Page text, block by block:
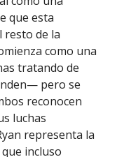
que esta
resto de la
como una
tratando de
pero se
reconocen
luchas
representa la
incluso